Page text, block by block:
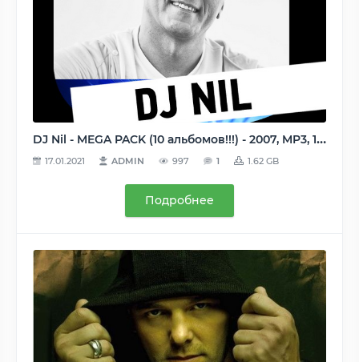
DJ Nil - MEGA PACK (10 альбомов!!!) - 2007, MP3, 192 kbps
17.01.2021 ADMIN 997 1 1.62 GB
Подробнее